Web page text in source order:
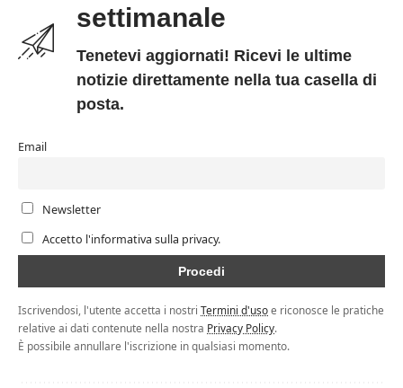
settimanale
Tenetevi aggiornati! Ricevi le ultime
notizie direttamente nella tua casella di
posta.
Email
Newsletter
Accetto l'informativa sulla privacy.
Iscrivendosi, l'utente accetta i nostri Termini d'usoe riconosce le pratiche
relative ai dati contenute nella nostra Privacy Policy.
È possibile annullare l'iscrizione in qualsiasi momento.